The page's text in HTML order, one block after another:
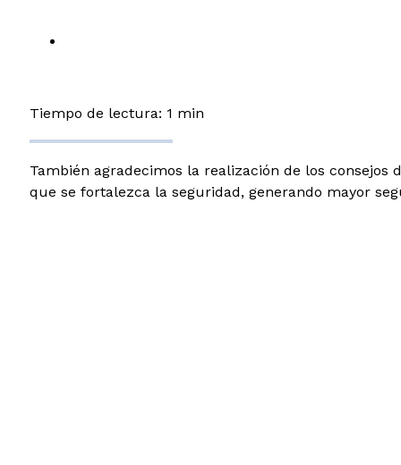
Tiempo de lectura: 1 min
También agradecimos la realización de los
que se fortalezca la seguridad, generando mayor